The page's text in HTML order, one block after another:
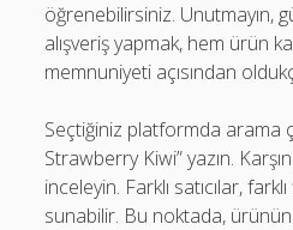
öğrenebilirsiniz. Unutmayın,
alışveriş yapmak, hem ürün
memnuniyeti açısından
Seçtiğiniz platformda arama
Strawberry Kiwi” yazın.
inceleyin. Farklı satıcılar,
sunabilir. Bu noktada,